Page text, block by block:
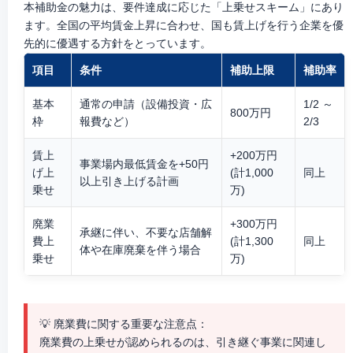
本補助金の魅力は、要件達成に応じた「上乗せスキーム」にあり
ます。全国の平均賃金上昇に合わせ、国も賃上げを行う企業を優
先的に優遇する方針をとっています。
項目 条件 補助上限 補助率
基本
枠
通常の申請（設備投資・広
報費など）
800万円
1/2 ～
2/3
賃上
げ上
乗せ
事業場内最低賃金を+50円
以上引き上げる計画
+200万円
(計1,000
万)
同上
廃業
費上
乗せ
承継に伴い、不要な店舗解
体や在庫廃棄を伴う場合
+300万円
(計1,300
万)
同上
💡 廃業費に関する重要な注意点：
廃業費の上乗せが認められるのは、 引き継ぐ事業に関連し